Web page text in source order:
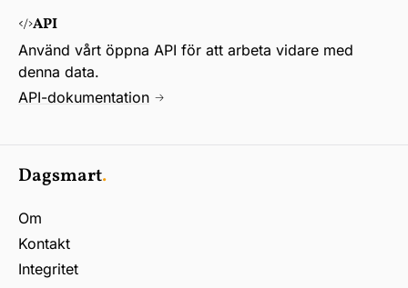
API
Använd vårt öppna API för att arbeta vidare med
denna data.
API-dokumentation
Dagsmart.
Om
Kontakt
Integritet